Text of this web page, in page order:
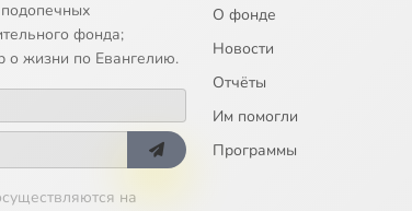
фонда;
о жизни по Евангелию.
на
О фонде
Новости
Отчёты
Им помогли
Программы